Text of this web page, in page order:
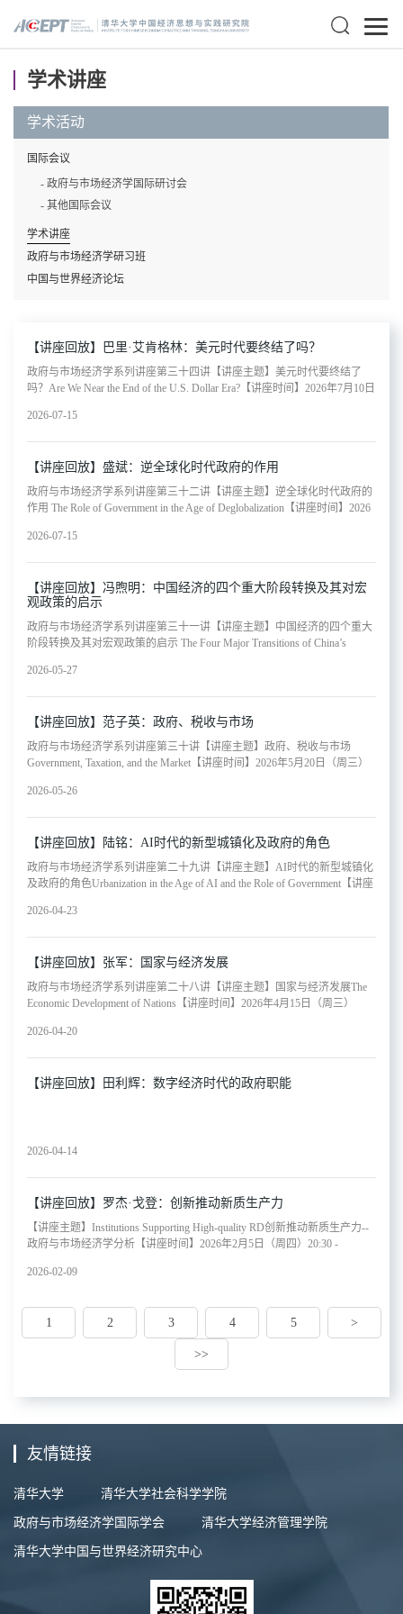
学术讲座
学术活动
国际会议
- 政府与市场经济学国际研讨会
- 其他国际会议
学术讲座
政府与市场经济学研习班
中国与世界经济论坛
【讲座回放】巴里·艾肯格林：美元时代要终结了吗？
政府与市场经济学系列讲座第三十四讲【讲座主题】美元时代要终结了
吗？Are We Near the End of the U.S. Dollar Era?【讲座时间】2026年7月10日
位】政府与市场经济学国际学会（SAGE）清华大学中国经济思想与实践
政治学杰出教授George C. Pardee Helen N. Pardee Chair and Distinguished
Professor of Economics and Political Scienceat University of California,
Berkeley【嘉宾简介】巴里·艾肯格林（Barry Eichengreen），现任美国加利
福尼亚大学伯克利分校George C. Pardee与 Helen N. Pardee经济学与政治学
讲席教授及
2026-07-15
【讲座回放】盛斌：逆全球化时代政府的作用
政府与市场经济学系列讲座第三十二讲【讲座主题】逆全球化时代政府的
作用 The Role of Government in the Age of Deglobalization【讲座时间】2026
注视频号“清华ACCEPT研究院”预约收看【主办单位】政府与市场经济学
长Vice President of Nankai University; Member of the Standing Committee of the
CPC Nankai University Committee; Director of the Organization Department; and
Dean of the School of Economics.【嘉宾简介】盛斌，南开大学“杰出教授”、
博士生导师、经济学博士；现任南开大学党委常委、副校长，组织部部
2026-07-15
【讲座回放】冯煦明：中国经济的四个重大阶段转换及其对宏
观政策的启示
政府与市场经济学系列讲座第三十一讲【讲座主题】中国经济的四个重大
阶段转换及其对宏观政策的启示 The Four Major Transitions of China’s
年5月26日（周二）20:00 - 21:30【参与方式】腾讯会议：669-182-998或关
【主讲嘉宾】冯煦明 中国社科院数量经济与技术经济研究所宏观政策研究
室主任Director of the Division of Macroeconomic Policy Research, Institute of
Quantitative Technological Economics (IQTE), CASS【嘉宾简介】冯煦明，中
国社科院数量经济与技术经济研究所宏观政策研究室主任、研究员、博士
生导师，中国经济社会综合集成与预测中心主任，中国社会科学院大学
2026-05-27
【讲座回放】范子英：政府、税收与市场
政府与市场经济学系列讲座第三十讲【讲座主题】政府、税收与市场
Government, Taxation, and the Market【讲座时间】2026年5月20日（周三）
ACCEPT研究院”预约收看【主办单位】政府与市场经济学国际学会
Economics and Administration, Shanghai University of Finance and
Economics【嘉宾简介】范子英，现任上海财经大学财税投资学院院长、上
海财经大学富国ESG研究院院长，教授、博士生导师。第三批“全国高校黄
大年式教师团队”负责人，教育部长江学者特聘教授。长期从事财税领域
的研究和教学工作，在American Economic Review, Management Science,《中
论
2026-05-26
【讲座回放】陆铭：AI时代的新型城镇化及政府的角色
政府与市场经济学系列讲座第二十九讲【讲座主题】AI时代的新型城镇化
及政府的角色Urbanization in the Age of AI and the Role of Government【讲座
913-670或关注视频号“清华ACCEPT研究院”预约收看【主办单位】政府与
授、中国发展研究院执行院长Distinguished Professor of Economics, Director
of Shanghai Institute for National Economy【嘉宾简介】陆铭，上海交通大学
安泰经济与管理学院特聘教授、中国发展研究院执行院长、中国城市治理
研究院研究员。受聘担任国家“十五五”发展规划专家委员会专家、上海市
决策咨询委员会委员。曾作为教授工作于复旦大学，曾作为富布莱特学者
亚洲开发银
2026-04-23
【讲座回放】张军：国家与经济发展
政府与市场经济学系列讲座第二十八讲【讲座主题】国家与经济发展The
Economic Development of Nations【讲座时间】2026年4月15日（周三）
ACCEPT研究院”预约收看【主办单位】政府与市场经济学国际学会
Distinguished Professor of Humanities and Social Sciences; Dean of School of
八届国务院学位委员会学科评议组成员和理论经济学联席召集人、教育部
2026-04-20
【讲座回放】田利辉：数字经济时代的政府职能
2026-04-14
【讲座回放】罗杰·戈登：创新推动新质生产力
【讲座主题】Institutions Supporting High-quality RD创新推动新质生产力--
政府与市场经济学分析【讲座时间】2026年2月5日（周四）20:30 -
（SAGE）清华大学中国经济思想与实践研究院（ACCEPT）【主讲嘉
登于1972年毕业于哈佛大学，并于1976年在麻省理工学院获得经济学博士
学位。1976年至1980年，他在普林斯顿大学担任助理教授。之后，他加入
贝尔实验室，成为一名技术人员。1984年，他到密歇根大学担任副教授，
随后晋升为教授。自2001年起，他一直担任加州大学圣地亚哥分校的经济
学教授。多年来，他还在世界各地的众多大学和机构担任客座教授。除了
济学会和美国艺术与科学学院院士。他的研究主要集中在公共财政和转型
2026-02-09
1 2 3 4 5 >
>>
友情链接
清华大学 清华大学社会科学学院
政府与市场经济学国际学会 清华大学经济管理学院
清华大学中国与世界经济研究中心